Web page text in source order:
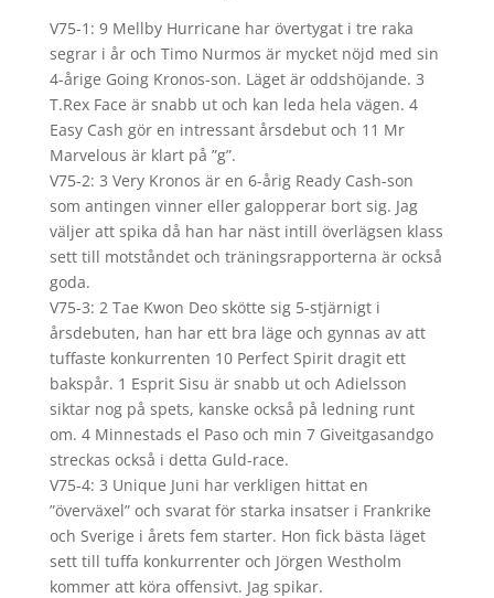
V75-1: 9 Mellby Hurricane har övertygat i tre raka
segrar i år och Timo Nurmos är mycket nöjd med sin
4-årige Going Kronos-son. Läget är oddshöjande. 3
T.Rex Face är snabb ut och kan leda hela vägen. 4
Easy Cash gör en intressant årsdebut och 11 Mr
Marvelous är klart på ”g”.
V75-2: 3 Very Kronos är en 6-årig Ready Cash-son
som antingen vinner eller galopperar bort sig. Jag
väljer att spika då han har näst intill överlägsen klass
sett till motståndet och träningsrapporterna är också
goda.
V75-3: 2 Tae Kwon Deo skötte sig 5-stjärnigt i
årsdebuten, han har ett bra läge och gynnas av att
tuffaste konkurrenten 10 Perfect Spirit dragit ett
bakspår. 1 Esprit Sisu är snabb ut och Adielsson
siktar nog på spets, kanske också på ledning runt
om. 4 Minnestads el Paso och min 7 Giveitgasandgo
streckas också i detta Guld-race.
V75-4: 3 Unique Juni har verkligen hittat en
”överväxel” och svarat för starka insatser i Frankrike
och Sverige i årets fem starter. Hon fick bästa läget
sett till tuffa konkurrenter och Jörgen Westholm
kommer att köra offensivt. Jag spikar.